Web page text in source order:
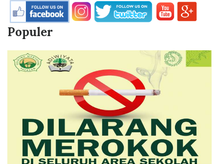
Populer